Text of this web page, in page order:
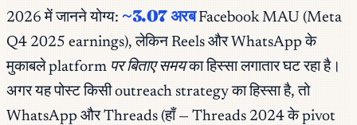
2026 में जानने योग्य: ~3.07 अरबFacebook MAU (Meta
Q4 2025 earnings), लेकिन Reels और WhatsApp के
मुकाबलेplatform पर बिताए समयका हिस्सा लगातार घट रहा है।
अगर यह पोस्ट किसी outreach strategy का हिस्सा है, तो
WhatsApp और Threads (हाँ — Threads 2024 के pivot